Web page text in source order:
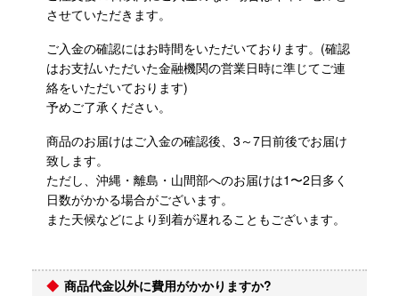
させていただきます。
ご入金の確認にはお時間をいただいております。(確認
はお支払いただいた金融機関の営業日時に準じてご連
絡をいただいております)
予めご了承ください。
商品のお届けはご入金の確認後、3～7日前後でお届け
致します。
ただし、沖縄・離島・山間部へのお届けは1〜2日多く
日数がかかる場合がございます。
また天候などにより到着が遅れることもございます。
商品代金以外に費用がかかりますか?